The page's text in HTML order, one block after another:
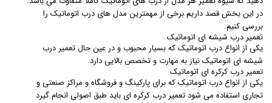
در این بخش قصد داریم برخی از مهمترین مدل های درب اتوماتیک را
بررسی کنیم.
تعمیر درب شیشه ای اتوماتیک
یکی از انواع درب اتوماتیک که بسیار محبوب و در عین حال تعمیر درب
شیشه ای اتوماتیک نیاز به مهارت و تخصص بالایی دارد.
تعمیر درب کرکره ای اتوماتیک
یکی از انواع درب اتوماتیک که برای پارکینگ و فروشگاه و مراکز صنعتی و
تجاری استفاده می شود تعمیر درب کرکره ای باید طبق اصولی انجام گیرد